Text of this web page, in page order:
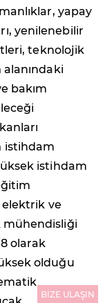
yapay
yenilenebilir
teknolojik
bakım
istihdam
istihdam
elektrik ve
mühendisliği
olarak
olduğu
BİZE ULAŞIN